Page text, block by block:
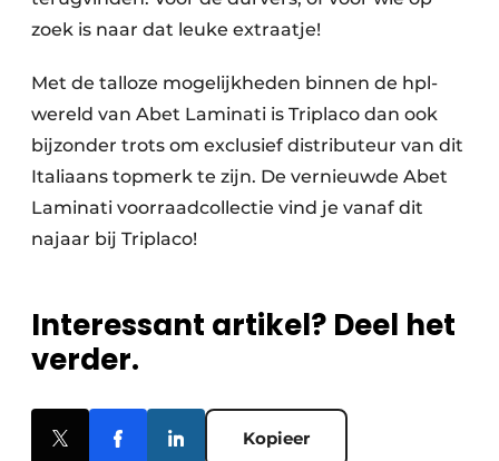
zoek is naar dat leuke extraatje!
Met de talloze mogelijkheden binnen de hpl-
wereld van Abet Laminati is Triplaco dan ook
bijzonder trots om exclusief distributeur van dit
Italiaans topmerk te zijn. De vernieuwde Abet
Laminati voorraadcollectie vind je vanaf dit
najaar bij Triplaco!
Interessant artikel? Deel het
verder.
Kopieer